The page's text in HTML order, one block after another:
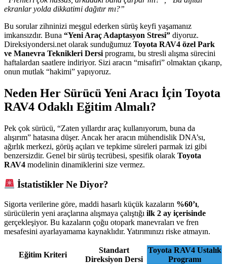
ekranlar yolda dikkatimi dağıtır mı?”
Bu sorular zihninizi meşgul ederken sürüş keyfi yaşamanız
imkansızdır. Buna “Yeni Araç Adaptasyon Stresi” diyoruz.
Direksiyondersi.net olarak sunduğumuz Toyota RAV4 özel Park
ve Manevra Teknikleri Dersi programı, bu stresli alışma sürecini
haftalardan saatlere indiriyor. Sizi aracın “misafiri” olmaktan çıkarıp,
onun mutlak “hakimi” yapıyoruz.
Neden Her Sürücü Yeni Aracı İçin Toyota
RAV4 Odaklı Eğitim Almalı?
Pek çok sürücü, “Zaten yıllardır araç kullanıyorum, buna da
alışırım” hatasına düşer. Ancak her aracın mühendislik DNA’sı,
ağırlık merkezi, görüş açıları ve tepkime süreleri parmak izi gibi
benzersizdir. Genel bir sürüş tecrübesi, spesifik olarak Toyota
RAV4 modelinin dinamiklerini size vermez.
İstatistikler Ne Diyor?
Sigorta verilerine göre, maddi hasarlı küçük kazaların %60’ı,
sürücülerin yeni araçlarına alışmaya çalıştığı ilk 2 ay içerisinde
gerçekleşiyor. Bu kazaların çoğu otopark manevraları ve fren
mesafesini ayarlayamama kaynaklıdır. Yatırımınızı riske atmayın.
Eğitim Kriteri
Standart
Direksiyon Dersi
Toyota RAV4 Ustalık
Programı